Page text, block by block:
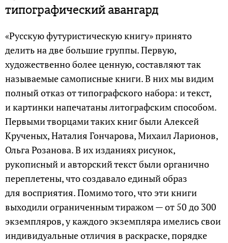
типографический авангард
«Русскую футуристическую книгу» принято
делить на две большие группы. Первую,
художественно более ценную, составляют так
называемые самописные книги. В них мы видим
полный отказ от типографского набора: и текст,
и картинки напечатаны литографским способом.
Первыми творцами таких книг были Алексей
Крученых, Наталия Гончарова, Михаил Ларионов,
Ольга Розанова. В их изданиях рисунок,
рукописный и авторский текст были органично
переплетены, что создавало единый образ
для восприятия. Помимо того, что эти книги
выходили ограниченным тиражом — от 50 до 300
экземпляров, у каждого экземпляра имелись свои
индивидуальные отличия в раскраске, порядке